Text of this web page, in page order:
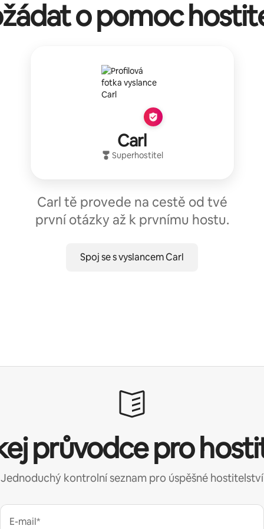
o pomoc
Carl
Superhostitel
Carl tě provede na cestě od tvé
první otázky až k prvnímu hostu.
Spoj se s vyslancem Carl
průvodce pro
Jednoduchý kontrolní seznam pro úspěšné hostitelství
E-mail*